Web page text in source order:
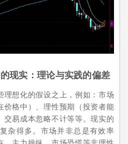
现实：理论与实践的偏差
理想化的假设之上，例如：市场
价格中）、理性预期（投资者能
交易成本忽略不计等等。现实的
杂得多。市场并非总是有效率